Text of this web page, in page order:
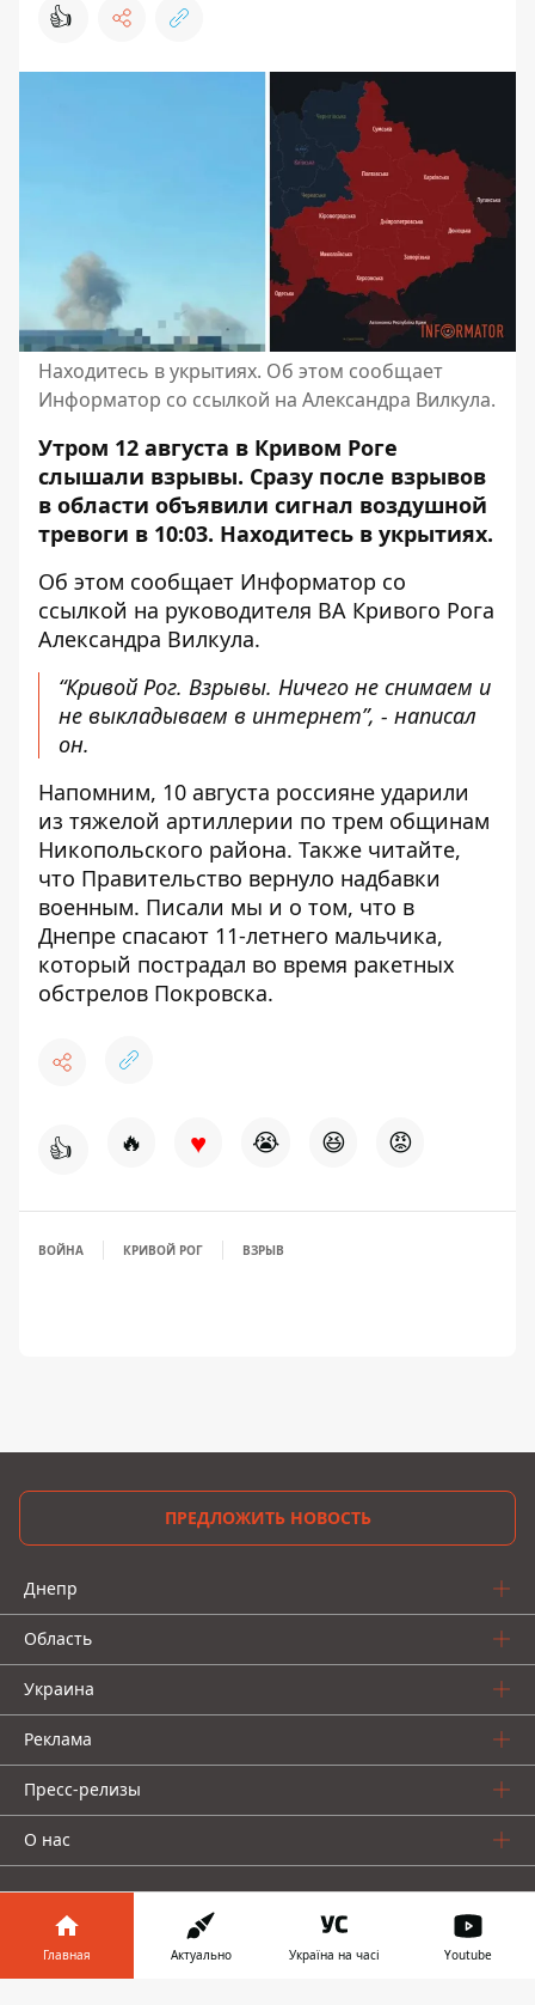
👍
Находитесь в укрытиях. Об этом сообщает
Информатор со ссылкой на Александра Вилкула.
Утром 12 августа в Кривом Роге
слышали взрывы. Сразу после взрывов
в области объявили сигнал воздушной
тревоги в 10:03. Находитесь в укрытиях.
Об этом сообщает Информатор со
ссылкой на руководителя ВА Кривого Рога
Александра Вилкула.
“Кривой Рог. Взрывы. Ничего не снимаем и
не выкладываем в интернет”, - написал
он.
Напомним, 10 августа россияне ударили
из тяжелой артиллерии по трем общинам
Никопольского района. Также читайте,
что Правительство вернуло надбавки
военным. Писали мы и о том, что в
Днепре спасают 11-летнего мальчика,
который пострадал во время ракетных
обстрелов Покровска.
👍 🔥 ♥ 😭 😆 😡
ВОЙНА КРИВОЙ РОГ ВЗРЫВ
ПРЕДЛОЖИТЬ НОВОСТЬ
Днепр
Область
Украина
Реклама
Пресс-релизы
О нас
Главная Актуально Україна на часі Youtube